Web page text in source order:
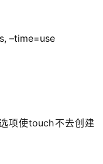
–time=use
项使touch不去创建